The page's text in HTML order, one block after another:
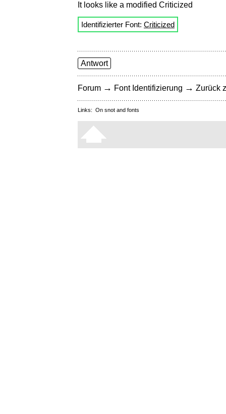
It looks like a modified Criticized
Identifizierter Font: Criticized
Antwort
Forum → Font Identifizierung → Zurück
Links: On snot and fonts